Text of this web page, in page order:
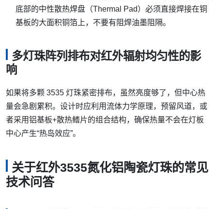
底部的中性散热焊盘（Thermal Pad）必须直接焊接在铜
基板的大面积铜箔上，不要有阻焊油墨阻隔。
多灯珠阵列排布对红外辐射均匀性的影
响
如果将多颗 3535 灯珠紧密排布，虽然亮度够了，但中心热
量会急剧累积。设计时应利用流体力学原理，预留风道，或
者采用铝基板+散热鳍片的组合结构，确保热量不会在灯板
中心产生“热岛效应”。
关于红外3535氮化铝陶瓷灯珠的常见
技术问答